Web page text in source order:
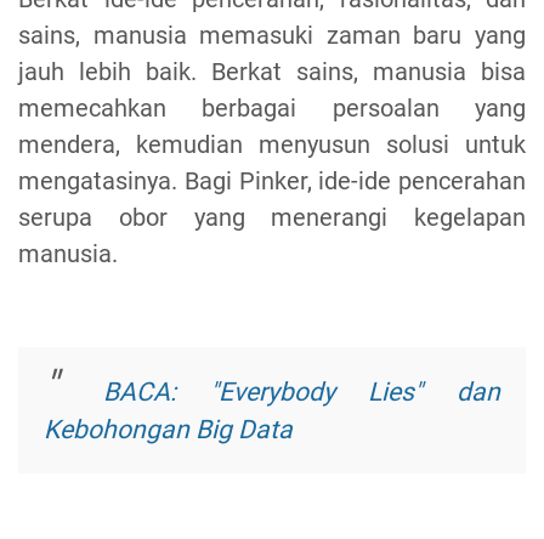
sains, manusia memasuki zaman baru yang
jauh lebih baik. Berkat sains, manusia bisa
memecahkan berbagai persoalan yang
mendera, kemudian menyusun solusi untuk
mengatasinya. Bagi Pinker, ide-ide pencerahan
serupa obor yang menerangi kegelapan
manusia.
BACA: "Everybody Lies" dan
Kebohongan Big Data